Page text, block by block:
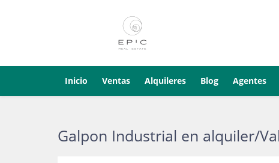
Inicio Ventas Alquileres Blog Agentes
Galpon Industrial en alquiler/